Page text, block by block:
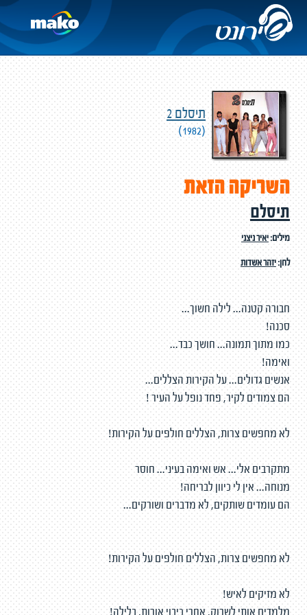
תיסלם 2
(1982)
השריקה הזאת
תיסלם
מילים:יאיר ניצני
לחן:יזהר אשדות
חבורה קטנה... לילה חשוך...
סכנה!
כמו מתוך תמונה... חושך כבד...
ואימה!
אנשים גדולים... על הקירות הצללים...
הם צמודים לקיר, פחד נופל על העיר !
לא מחפשים צרות, הצללים חולפים על הקירות!
מתקרבים אלי... אש ואימה בעיני... חוסר
מנוחה... אין לי כיוון לבריחה!
הם עומדים שותקים, לא מדברים ושורקים...
לא מחפשים צרות, הצללים חולפים על הקירות!
לא מזיקים לאיש!